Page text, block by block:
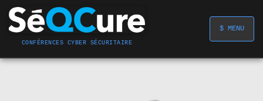
CONFÉRENCES CYBER SÉCURITAIRE
$ MENU